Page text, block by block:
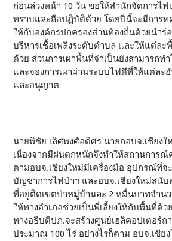
ก่อนล่วงหน้า 10 วัน ขอให้สำนักจัดการไ
ทราบและถือปฏิบัติด้วย โดยปีนี้จะมีการท
ให้กับองค์กรปกครองส่วนท้องถิ่นด้วยนำร่อ
บริหารเชื้อเพลิงระดับตำบล และให้แต่ล
ด้วย ส่วนการเผาพื้นที่จำเป็นยังสามารถ
และจองการเผาผ่านระบบไฟดีที่ให้แต่ละ
และอนุญาต
นายพิชัย เลิศพงศ์อดิศร นายกอบจ.เชียงใ
เนื่องจากมีฝนตกหนักจึงทำให้สถานการณ์
ตามอบจ.เชียงใหม่มีเครื่องมือ อุปกรณ์ที่
บัญชาการไฟป่าฯ และอบจ.เชียงใหม่สนั
ที่อยู่ติดเขตป่าหมู่บ้านละ 2 หมื่นบาทจำน
ให้ทางอำเภอช่วยเป็นพี่เลี้ยงให้กับพื้นที่ด้
ทางอธิบดีปภ.จะสร้างศูนย์เฮลิคอปเตอร์ถ
ประมาณ 100 ไร่ อย่างไรก็ตาม อบจ.เชีย